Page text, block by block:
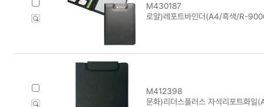
M430187
로얄)레포트바인더(A4/흑색/R-
M412398
문화)리더스플러스 자석리포트화